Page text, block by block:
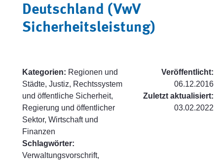
Deutschland (VwV
Sicherheitsleistung)
Kategorien: Regionen und
Städte, Justiz, Rechtssystem
und öffentliche Sicherheit,
Regierung und öffentlicher
Sektor, Wirtschaft und
Finanzen
Schlagwörter:
Verwaltungsvorschrift,
Veröffentlicht:
06.12.2016
Zuletzt aktualisiert:
03.02.2022